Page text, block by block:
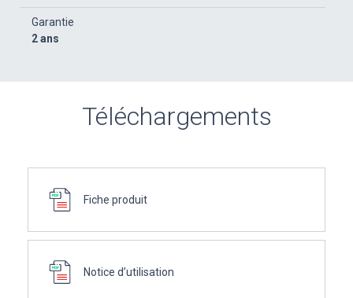
Garantie
2 ans
Téléchargements
Fiche produit
Notice d’utilisation